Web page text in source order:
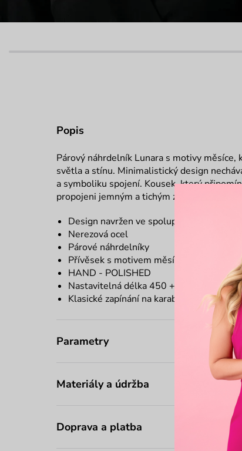
Popis
Párový náhrdelník Lunara s motivy
světla a stínu. Minimalistický design
a symboliku spojení. Kousek, který
propojeni jemným a tichým způsobem.
Design navržen ve spolupráci s Adélou
Nerezová ocel
Párové náhrdelníky
Přívěsek s motivem měsíce
HAND - POLISHED
Nastavitelná délka 450 +50 mm
Klasické zapínání na karabinu
Parametry
Materiály a údržba
Doprava a platba